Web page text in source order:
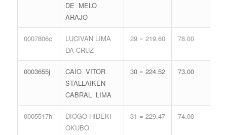
DE MELO
ARAJO
0007806c
LUCIVAN LIMA
DA CRUZ
29 = 219.60 78.00
0003655j
CAIO VITOR
STALLAIKEN
CABRAL LIMA
30 = 224.52 73.00
0005517h
DIOGO HIDEKI
OKUBO
31 = 229.47 74.00